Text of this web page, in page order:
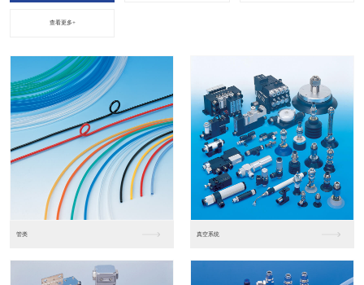
查看更多+
进口松下PLC2 进口松下PLC